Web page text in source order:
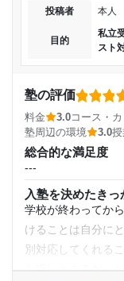
苦手教科の成績
---
※料金は口コミされた方
能性がございますので
高校2年
通年,夏期講習,
通塾頻度
1日あたりの授業
---
塾内の環境
周りの生徒がすぐ
しうるさいと思う
塾周辺の環境
駅がすぐちかくに
あり、サイゼリア
行けます
課題を毎授業ごと
利用詳細
投稿者 本人
目的
私立
スト
塾の評価
料金 3.0コース・
塾周辺の環境
3.0授
総合的な満足度
---
入塾を決めたきっ
学校が終わってか
けることは自分に
別対応してくれる